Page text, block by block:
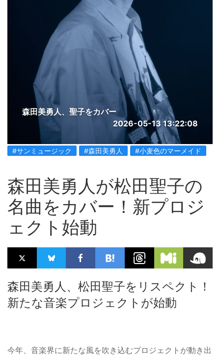
森田美勇人、聖子をカバー
2026-05-13 13:22:08
#サンミュージック #森田美勇人 #小麦色のマーメイド
森田美勇人が松田聖子の
名曲をカバー！新プロジ
ェクト始動
森田美勇人、松田聖子をリスペクト！
新たな音楽プロジェクトが始動
今年、音楽界に新たな風を吹き込むプロジェクトが動き出